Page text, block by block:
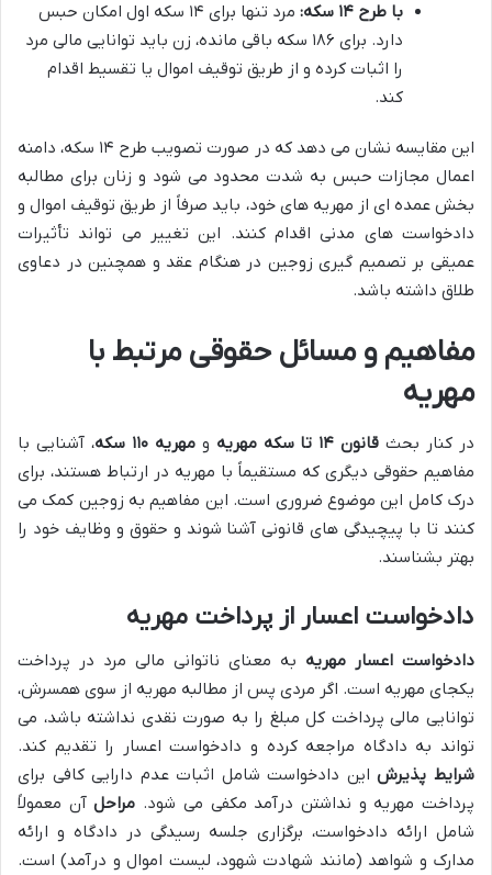
با طرح ۱۴ سکه:
مرد تنها برای ۱۴ سکه اول امکان حبس
دارد. برای ۱۸۶ سکه باقی مانده، زن باید توانایی مالی مرد
را اثبات کرده و از طریق توقیف اموال یا تقسیط اقدام
کند.
این مقایسه نشان می دهد که در صورت تصویب طرح ۱۴ سکه، دامنه
اعمال مجازات حبس به شدت محدود می شود و زنان برای مطالبه
بخش عمده ای از مهریه های خود، باید صرفاً از طریق توقیف اموال و
دادخواست های مدنی اقدام کنند. این تغییر می تواند تأثیرات
عمیقی بر تصمیم گیری زوجین در هنگام عقد و همچنین در دعاوی
طلاق داشته باشد.
مفاهیم و مسائل حقوقی مرتبط با
مهریه
در کنار بحث قانون ۱۴ تا سکه مهریه ومهریه ۱۱۰ سکه
، آشنایی با
مفاهیم حقوقی دیگری که مستقیماً با مهریه در ارتباط هستند، برای
درک کامل این موضوع ضروری است. این مفاهیم به زوجین کمک می
کنند تا با پیچیدگی های قانونی آشنا شوند و حقوق و وظایف خود را
بهتر بشناسند.
دادخواست اعسار از پرداخت مهریه
دادخواست اعسار مهریه به معنای ناتوانی مالی مرد در پرداخت
یکجای مهریه است. اگر مردی پس از مطالبه مهریه از سوی همسرش،
توانایی مالی پرداخت کل مبلغ را به صورت نقدی نداشته باشد، می
تواند به دادگاه مراجعه کرده و دادخواست اعسار را تقدیم کند.
شرایط پذیرشاین دادخواست شامل اثبات عدم دارایی کافی برای
پرداخت مهریه و نداشتن درآمد مکفی می شود. مراحلآن معمولاً
شامل ارائه دادخواست، برگزاری جلسه رسیدگی در دادگاه و ارائه
مدارک و شواهد (مانند شهادت شهود، لیست اموال و درآمد) است.